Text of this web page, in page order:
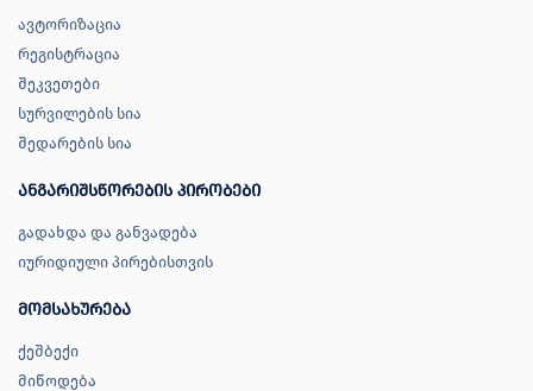
ავტორიზაცია
რეგისტრაცია
შეკვეთები
სურვილების სია
შედარების სია
ანგარიშსწორების პირობები
გადახდა და განვადება
იურიდიული პირებისთვის
მომსახურება
ქეშბექი
მიწოდება